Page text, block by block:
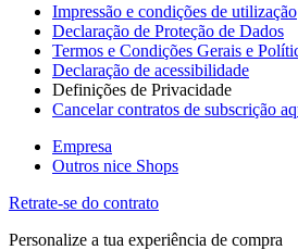
Impressão e condições de utilização
Declaração de Proteção de Dados
Termos e Condições Gerais e
Declaração de acessibilidade
Definições de Privacidade
Cancelar contratos de subscrição
Empresa
Outros nice Shops
Retrate-se do contrato
Personalize a tua experiência de compra